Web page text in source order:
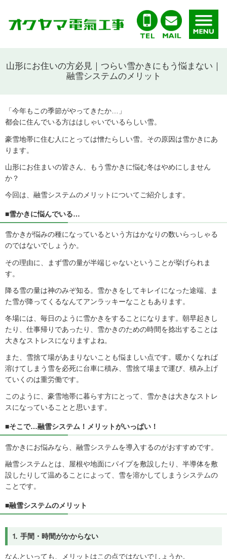
山形にお住いの方必見｜つらい雪かきにもう悩まない｜
融雪システムのメリット
「今年もこの季節がやってきたか…」
都会に住んでいる方ははしゃいでいるらしい雪。
豪雪地帯に住む人にとっては憎たらしい雪。その原因は雪かきにあ
ります。
山形にお住まいの皆さん、もう雪かきに悩む冬はやめにしません
か？
今回は、融雪システムのメリットについてご紹介します。
■雪かきに悩んでいる…
雪かきが悩みの種になっているという方はかなりの数いらっしゃる
のではないでしょうか。
その理由に、まず雪の量が半端じゃないということが挙げられま
す。
降る雪の量は神のみぞ知る。雪かきをしてキレイになった途端、ま
た雪が降ってくるなんてアンラッキーなこともあります。
冬場には、毎日のように雪かきをすることになります。朝早起きし
たり、仕事帰りであったり、雪かきのための時間を捻出することは
大きなストレスになりますよね。
また、雪捨て場があまりないことも悩ましい点です。暖かくなれば
溶けてしまう雪を必死に台車に積み、雪捨て場まで運び、積み上げ
ていくのは重労働です。
このように、豪雪地帯に暮らす方にとって、雪かきは大きなストレ
スになっていることと思います。
■そこで…融雪システム！メリットがいっぱい！
雪かきにお悩みなら、融雪システムを導入するのがおすすめです。
融雪システムとは、屋根や地面にパイプを敷設したり、半導体を敷
設したりして温めることによって、雪を溶かしてしまうシステムの
ことです。
■融雪システムのメリット
⒈ 手間・時間がかからない
なんといっても、メリットはこの点ではないでしょうか。